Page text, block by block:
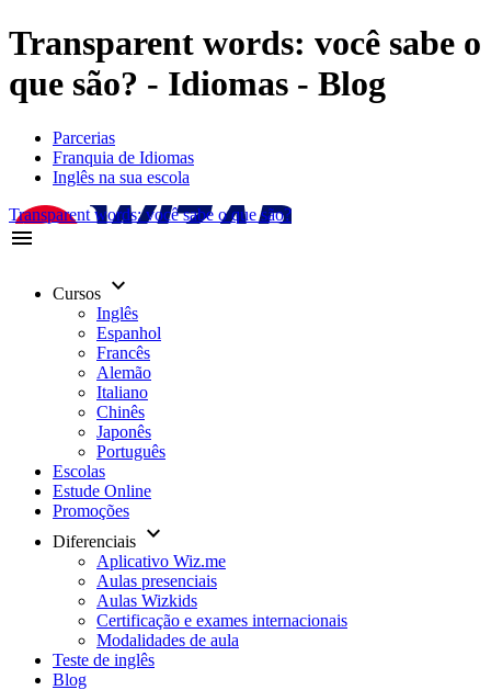
Transparent words: você sabe o
que são? - Idiomas - Blog
Parcerias
Franquia de Idiomas
Inglês na sua escola
Transparent words: você sabe o que são?
menu
Cursos keyboard_arrow_down
Inglês
Espanhol
Francês
Alemão
Italiano
Chinês
Japonês
Português
Escolas
Estude Online
Promoções
Diferenciais keyboard_arrow_down
Aplicativo Wiz.me
Aulas presenciais
Aulas Wizkids
Certificação e exames internacionais
Modalidades de aula
Teste de inglês
Blog